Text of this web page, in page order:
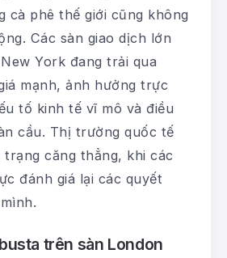
cà phê thế giới cũng không
Các sàn giao dịch lớn
York đang trải qua
mạnh, ảnh hưởng trực
tố kinh tế vĩ mô và điều
cầu. Thị trường quốc tế
căng thẳng, khi các
đánh giá lại các quyết
trên sàn London